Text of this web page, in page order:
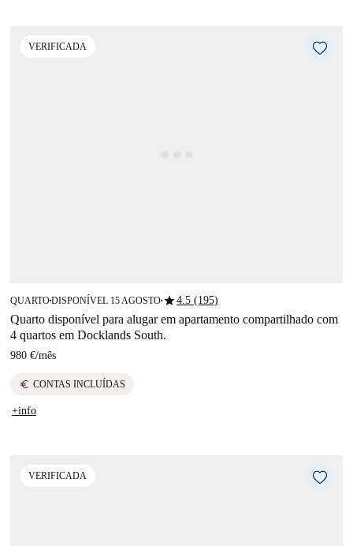
VERIFICADA
QUARTO■DISPONÍVEL 15 AGOSTO■star4.5 (195)
Quarto disponível para alugar em apartamento compartilhado com
4 quartos em Docklands South.
980 €/mês
euro CONTAS INCLUÍDAS
+info
VERIFICADA